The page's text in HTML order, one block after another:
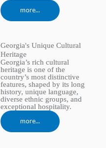
more...
Georgia's Unique Cultural
Heritage
Georgia’s rich cultural
heritage is one of the
country’s most distinctive
features, shaped by its long
history, unique language,
diverse ethnic groups, and
exceptional hospitality.
more...